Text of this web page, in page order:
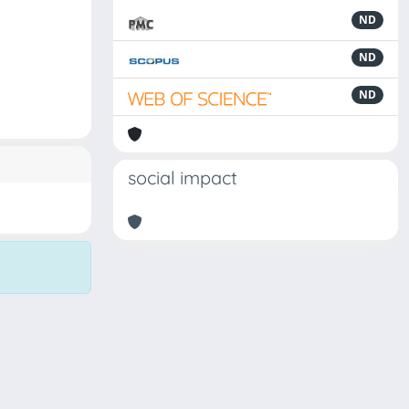
ND
ND
ND
social impact